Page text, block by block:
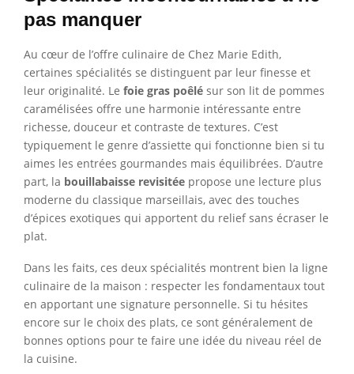
pas manquer
Au cœur de l’offre culinaire de Chez Marie Edith,
certaines spécialités se distinguent par leur finesse et
leur originalité. Le foie gras poêlé sur son lit de pommes
caramélisées offre une harmonie intéressante entre
richesse, douceur et contraste de textures. C’est
typiquement le genre d’assiette qui fonctionne bien si tu
aimes les entrées gourmandes mais équilibrées. D’autre
part, la bouillabaisse revisitée propose une lecture plus
moderne du classique marseillais, avec des touches
d’épices exotiques qui apportent du relief sans écraser le
plat.
Dans les faits, ces deux spécialités montrent bien la ligne
culinaire de la maison : respecter les fondamentaux tout
en apportant une signature personnelle. Si tu hésites
encore sur le choix des plats, ce sont généralement de
bonnes options pour te faire une idée du niveau réel de
la cuisine.